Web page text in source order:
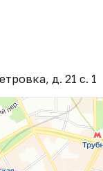
д. 21 с. 1